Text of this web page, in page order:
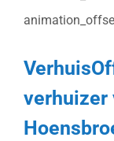
verhuizer